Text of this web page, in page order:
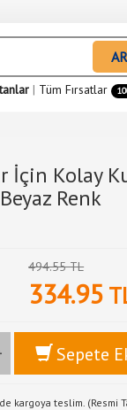
| Tüm Fırsatlar
İçin Kolay
Renk
494.55 TL
334.95
Sepete
kargoya teslim. (Resmi